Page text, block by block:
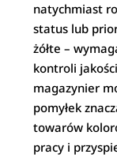
natychmiast
status lub
żółte –
kontroli
magazynier
pomyłek
towarów
pracy i